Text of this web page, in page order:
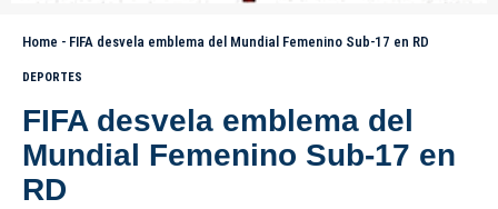
Home - FIFA desvela emblema del Mundial Femenino Sub-17 en RD
DEPORTES
FIFA desvela emblema del
Mundial Femenino Sub-17 en
RD